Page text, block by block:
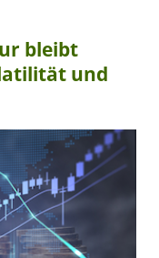
bleibt
und